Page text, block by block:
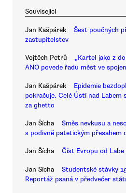
Související
Jan Kašpárek
Šest poučných
zastupitelstev
Vojtěch Petrů
„Kartel jako z
ANO povede řadu měst ve
Jan Kašpárek
Epidemie
pokračuje. Celé Ústí nad Labem
za ghetto
Jan Šícha
Směs nevkusu a
s podivně patetickým přesahem
Jan Šícha Číst Evropu od Labe
Jan Šícha
Studentské stávky
Reportáž psaná v předvečer